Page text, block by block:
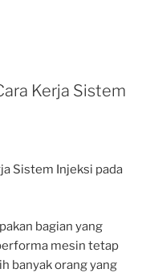
Kerja Sistem
Sistem Injeksi pada
bagian yang
mesin tetap
banyak orang yang